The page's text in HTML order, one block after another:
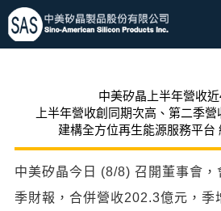
中美矽晶上半年營收
上半年營收創同期次高、第二季
建構全方位再生能源服務平台
中美矽晶今日 (8/8) 召開董事會
季財報，合併營收202.3億元，季